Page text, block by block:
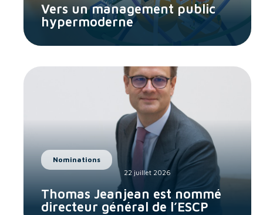
Vers un management public
hypermoderne
Nominations
22 juillet 2026
Thomas Jeanjean est nommé
directeur général de l’ESCP